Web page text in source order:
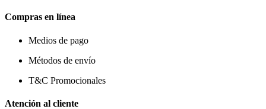
Compras en línea
Medios de pago
Métodos de envío
T&C Promocionales
Atención al cliente